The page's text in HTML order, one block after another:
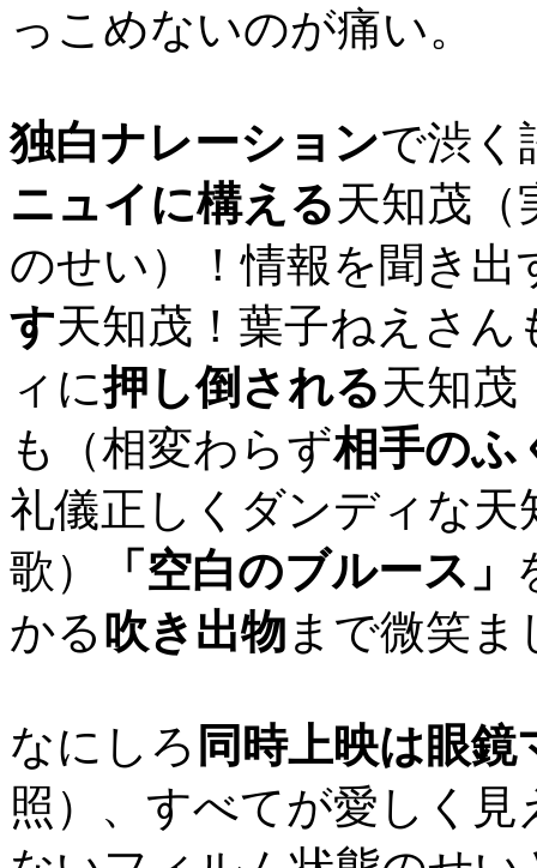
っこめないのが痛い。
独白ナレーションで渋く
ニュイに構える天知茂（
のせい）！情報を聞き
す天知茂！葉子ねえさ
ィに押し倒される天知茂
も（相変わらず相手のふ
礼儀正しくダンディな
歌）
「空白のブルース」
かる 吹き出物まで微笑ま
なにしろ 同時上映は眼鏡
照）、すべてが愛しく